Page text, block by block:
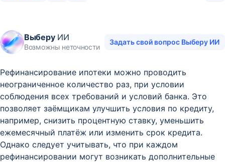
ВыберуИИ
Возможны неточности
Задать свой вопрос Выберу ИИ
Рефинансирование ипотеки можно проводить
неограниченное количество раз, при условии
соблюдения всех требований и условий банка. Это
позволяет заёмщикам улучшить условия по кредиту,
например, снизить процентную ставку, уменьшить
ежемесячный платёж или изменить срок кредита.
Однако следует учитывать, что при каждом
рефинансировании могут возникать дополнительные